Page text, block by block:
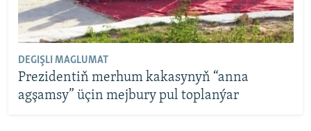
DEGIŞLI MAGLUMAT
Prezidentiň merhum kakasynyň “anna
agşamsy” üçin mejbury pul toplanýar